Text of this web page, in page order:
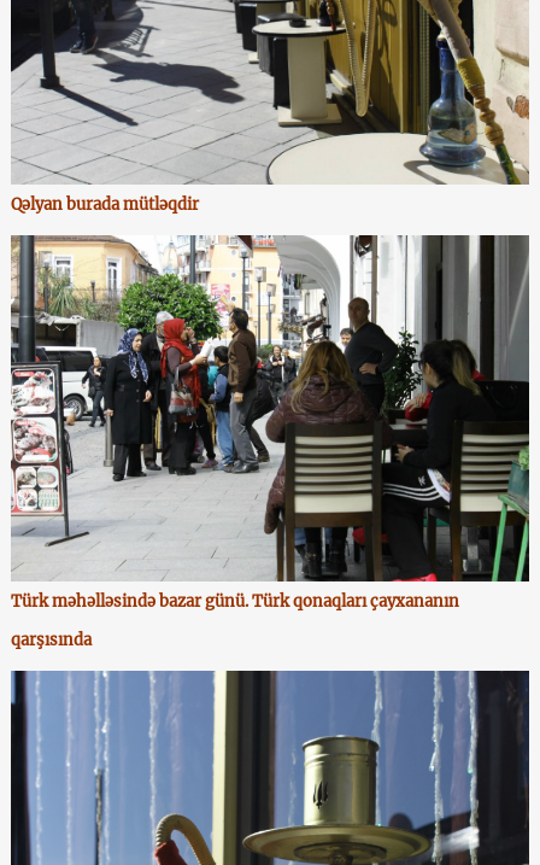
Qəlyan burada mütləqdir
Türk məhəlləsində bazar günü. Türk qonaqları çayxananın
qarşısında